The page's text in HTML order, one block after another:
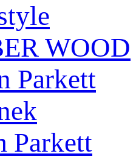
WOOD
Parkett
Parkett